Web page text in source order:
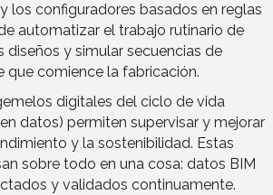
los configuradores basados en reglas
automatizar el trabajo rutinario de
diseños y simular secuencias de
que comience la fabricación.
digitales del ciclo de vida
datos) permiten supervisar y mejorar
y la sostenibilidad. Estas
sobre todo en una cosa: datos BIM
y validados continuamente.